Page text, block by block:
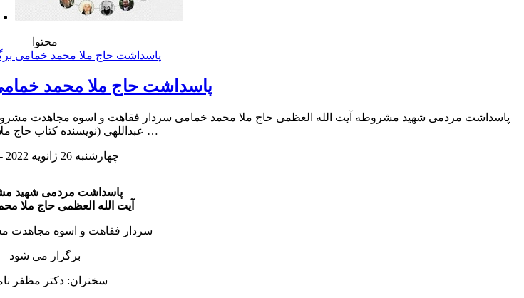
محتوا
پاسداشت حاج ملا محمد
پاسداشت مردمی شهید مشروطه آیت الله العظمی حاج ملا محمد خمامی سردار فقاهت و اسوه مجاهدت
عبداللهی (نویسنده کتاب حاج ملامحمد خمامی) …
چهارشنبه 26 ژانویه 2022 - 13:15
پاسداشت مردمی شهید
آیت الله العظمی حاج ملا
سردار فقاهت و اسوه مجاهدت
برگزار می شود
سخنران: دکتر مظفر